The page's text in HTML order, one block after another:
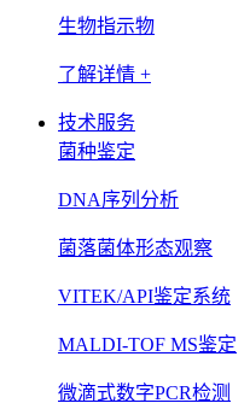
生物指示物
了解详情 +
技术服务
菌种鉴定
DNA序列分析
菌落菌体形态观察
VITEK/API鉴定系统
MALDI-TOF MS鉴定
微滴式数字PCR检测